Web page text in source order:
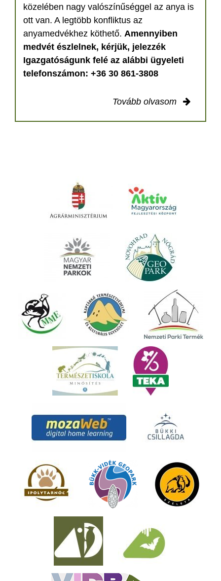
közelében nagy valószínűséggel az anya is
ott van. A legtöbb konfliktus az
anyamedvékhez köthető. Amennyiben
medvét észlelnek, kérjük, jelezzék
Igazgatóságunk felé az alábbi ügyeleti
telefonszámon: +36 30 861-3808
Tovább olvasom